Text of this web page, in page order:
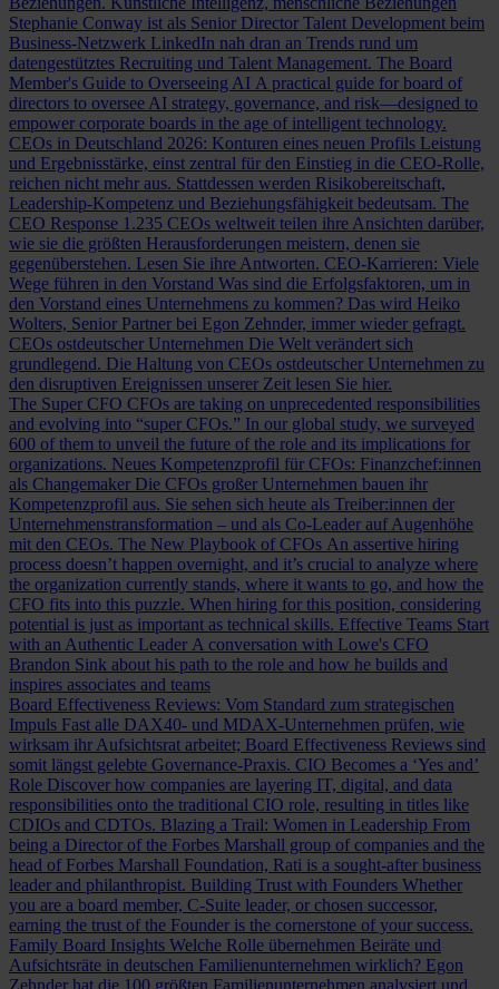
Stephanie Conway ist als Senior Director Talent Development beim
Business-Netzwerk LinkedIn nah dran an Trends rund um
datengestütztes Recruiting und Talent Management. The Board
Member's Guide to Overseeing AI A practical guide for board of
directors to oversee AI strategy, governance, and risk—designed to
empower corporate boards in the age of intelligent technology.
CEOs in Deutschland 2026: Konturen eines neuen Profils Leistung
und Ergebnisstärke, einst zentral für den Einstieg in die CEO-Rolle,
reichen nicht mehr aus. Stattdessen werden Risikobereitschaft,
Leadership-Kompetenz und Beziehungsfähigkeit bedeutsam. The
CEO Response 1.235 CEOs weltweit teilen ihre Ansichten darüber,
wie sie die größten Herausforderungen meistern, denen sie
gegenüberstehen. Lesen Sie ihre Antworten. CEO-Karrieren: Viele
Wege führen in den Vorstand Was sind die Erfolgsfaktoren, um in
den Vorstand eines Unternehmens zu kommen? Das wird Heiko
Wolters, Senior Partner bei Egon Zehnder, immer wieder gefragt.
CEOs ostdeutscher Unternehmen Die Welt verändert sich
grundlegend. Die Haltung von CEOs ostdeutscher Unternehmen zu
den disruptiven Ereignissen unserer Zeit lesen Sie hier.
The Super CFO CFOs are taking on unprecedented responsibilities
and evolving into “super CFOs.” In our global study, we surveyed
600 of them to unveil the future of the role and its implications for
organizations. Neues Kompetenzprofil für CFOs: Finanzchef:innen
als Changemaker Die CFOs großer Unternehmen bauen ihr
Kompetenzprofil aus. Sie sehen sich heute als Treiber:innen der
Unternehmenstransformation – und als Co-Leader auf Augenhöhe
mit den CEOs. The New Playbook of CFOs An assertive hiring
process doesn’t happen overnight, and it’s crucial to analyze where
the organization currently stands, where it wants to go, and how the
CFO fits into this puzzle. When hiring for this position, considering
potential is just as important as technical skills. Effective Teams Start
with an Authentic Leader A conversation with Lowe's CFO
Brandon Sink about his path to the role and how he builds and
inspires associates and teams
Board Effectiveness Reviews: Vom Standard zum strategischen
Impuls Fast alle DAX40- und MDAX-Unternehmen prüfen, wie
wirksam ihr Aufsichtsrat arbeitet; Board Effectiveness Reviews sind
somit längst gelebte Governance-Praxis. CIO Becomes a ‘Yes and’
Role Discover how companies are layering IT, digital, and data
responsibilities onto the traditional CIO role, resulting in titles like
CDIOs and CDTOs. Blazing a Trail: Women in Leadership From
being a Director of the Forbes Marshall group of companies and the
head of Forbes Marshall Foundation, Rati is a sought-after business
leader and philanthropist. Building Trust with Founders Whether
you are a board member, C-Suite leader, or chosen successor,
earning the trust of the Founder is the cornerstone of your success.
Family Board Insights Welche Rolle übernehmen Beiräte und
Aufsichtsräte in deutschen Familienunternehmen wirklich? Egon
Zehnder hat die 100 größten Familienunternehmen analysiert und